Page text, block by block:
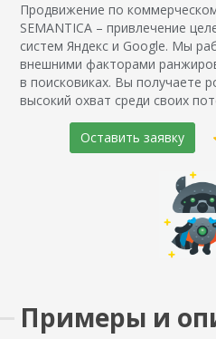
Продвижение по
SEMANTICA – привлечение
систем Яндекс и Google. Мы
внешними факторами
в поисковиках. Вы получаете
высокий охват среди своих
Оставить заявку
Примеры и